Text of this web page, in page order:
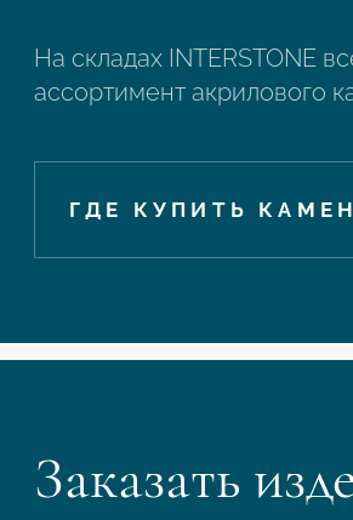
На складах INTERSTONE
ассортимент акрилового
ГДЕ КУПИТЬ
Заказать